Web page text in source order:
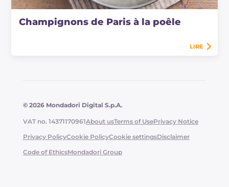
Champignons de Paris à la poêle
LIRE
© 2026 Mondadori Digital S.p.A.
VAT no. 14371170961About usTerms of UsePrivacy Notice
Privacy PolicyCookie PolicyCookie settingsDisclaimer
Code of EthicsMondadori Group